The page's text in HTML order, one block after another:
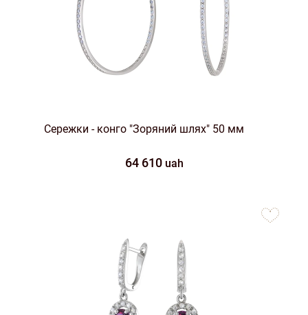
Сережки - конго "Зоряний шлях" 50 мм
64 610 uah
favorites